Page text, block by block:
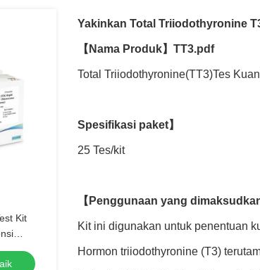
Kit
Yakinkan Total Triiodothyronine
【Nama Produk】 TT3.pdf
Total Triiodothyronine(TT3)Tes
Spesifikasi paket】
25 Tes/kit
【Penggunaan yang dimaksudkan
Kit ini digunakan untuk penentuan
Hormon triiodothyronine (T3)